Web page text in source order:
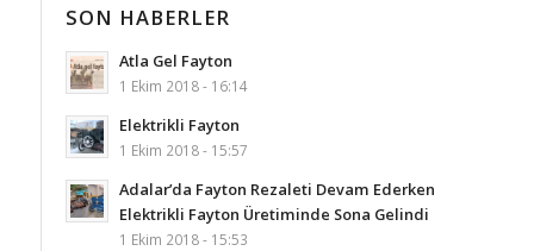
SON HABERLER
Atla Gel Fayton
1 Ekim 2018 - 16:14
Elektrikli Fayton
1 Ekim 2018 - 15:57
Adalar’da Fayton Rezaleti Devam Ederken
Elektrikli Fayton Üretiminde Sona Gelindi
1 Ekim 2018 - 15:53